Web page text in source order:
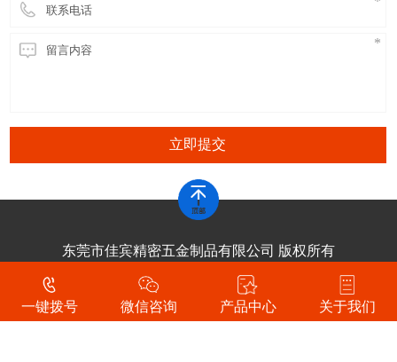
立即提交
东莞市佳宾精密五金制品有限公司 版权所有
技术支持：
东莞网站建设
一键拨号 微信咨询 产品中心 关于我们